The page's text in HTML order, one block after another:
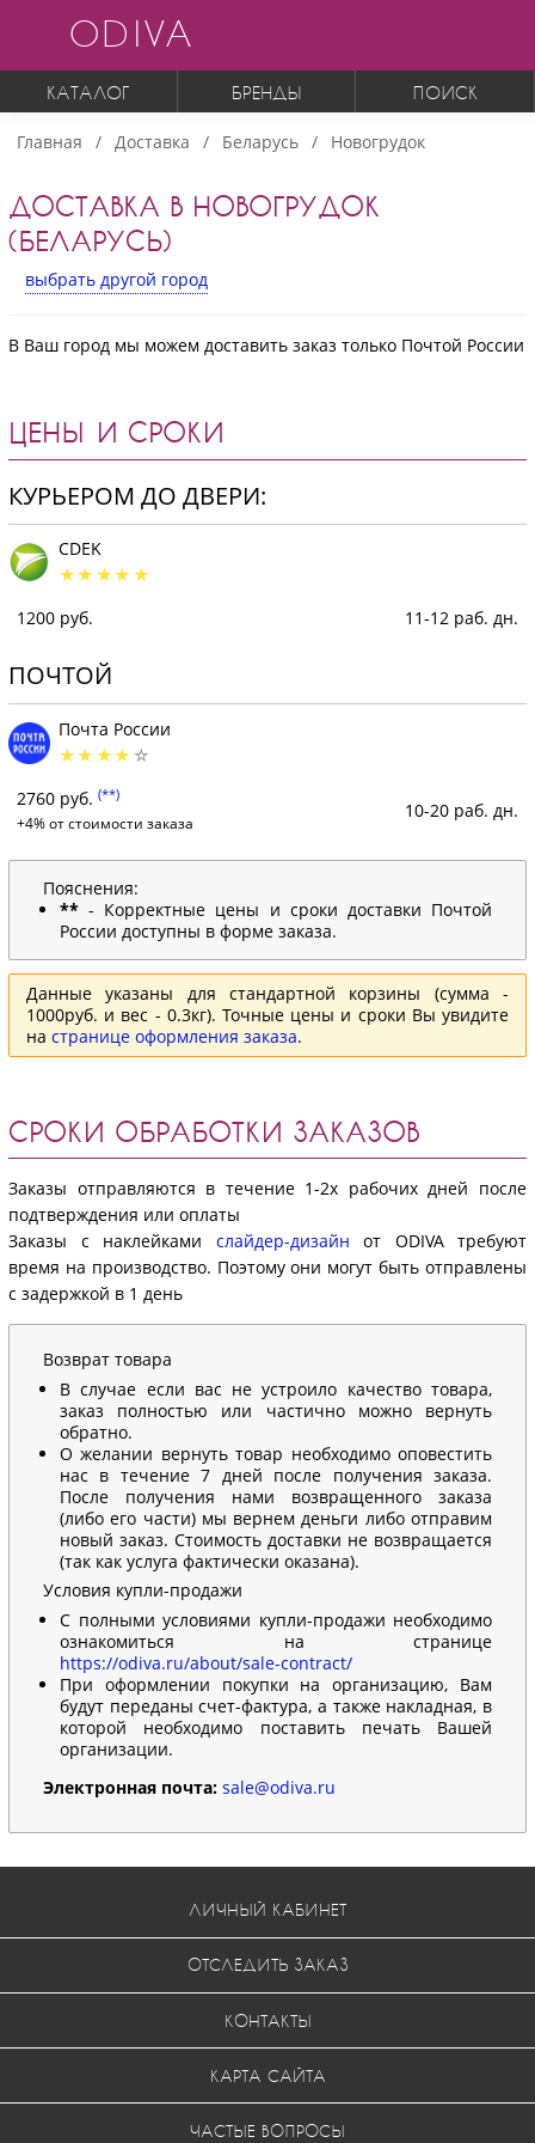
ODIVA
КАТАЛОГ БРЕНДЫ ПОИСК
Главная Доставка Беларусь Новогрудок
ДОСТАВКА В НОВОГРУДОК
(БЕЛАРУСЬ)
выбрать другой город
В Ваш город мы можем доставить заказ только Почтой России
ЦЕНЫ И СРОКИ
КУРЬЕРОМ ДО ДВЕРИ:
CDEK
1200 руб. 11-12 раб. дн.
ПОЧТОЙ
Почта России
2760 руб. (**)
+4% от стоимости заказа
10-20 раб. дн.
Пояснения:
** - Корректные цены и сроки доставки Почтой
России доступны в форме заказа.
Данные указаны для стандартной корзины (сумма -
1000руб. и вес - 0.3кг). Точные цены и сроки Вы увидите
на странице оформления заказа.
СРОКИ ОБРАБОТКИ ЗАКАЗОВ
Заказы отправляются в течение 1-2х рабочих дней после
подтверждения или оплаты
Заказы с наклейками слайдер-дизайн от ODIVA требуют
время на производство. Поэтому они могут быть отправлены
с задержкой в 1 день
Возврат товара
В случае если вас не устроило качество товара,
заказ полностью или частично можно вернуть
обратно.
О желании вернуть товар необходимо оповестить
нас в течение 7 дней после получения заказа.
После получения нами возвращенного заказа
(либо его части) мы вернем деньги либо отправим
новый заказ. Стоимость доставки не возвращается
(так как услуга фактически оказана).
Условия купли-продажи
С полными условиями купли-продажи необходимо
ознакомиться на странице
https://odiva.ru/about/sale-contract/
При оформлении покупки на организацию, Вам
будут переданы счет-фактура, а также накладная, в
которой необходимо поставить печать Вашей
организации.
Электронная почта: sale@odiva.ru
ЛИЧНЫЙ КАБИНЕТ
ОТСЛЕДИТЬ ЗАКАЗ
КОНТАКТЫ
КАРТА САЙТА
ЧАСТЫЕ ВОПРОСЫ